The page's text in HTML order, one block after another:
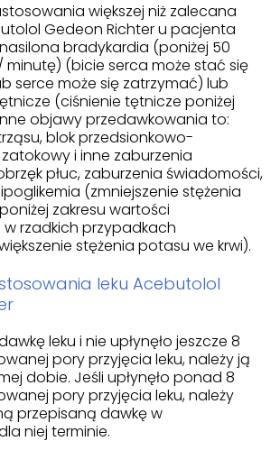
większej niż zalecana
Gedeon Richter u pacjenta
bradykardia (poniżej 50
minutę) (bicie serca może stać się
serce może się zatrzymać) lub
(ciśnienie tętnicze poniżej
objawy przedawkowania to:
blok przedsionkowo-
i inne zaburzenia
płuc, zaburzenia świadomości,
(zmniejszenie stężenia
zakresu wartości
w rzadkich przypadkach
stężenia potasu we krwi).
leku Acebutolol
leku i nie upłynęło jeszcze 8
pory przyjęcia leku, należy ją
dobie. Jeśli upłynęło ponad 8
pory przyjęcia leku, należy
przepisaną dawkę w
niej terminie.